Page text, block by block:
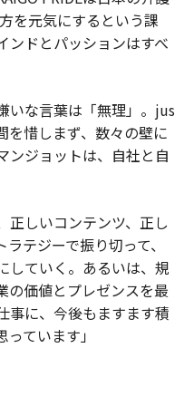
を元気にするという課
ンドとパッションはすべ
いな言葉は「無理」。jus
惜しまず、数々の壁に
ンジョットは、自社と自
正しいコンテンツ、正し
テジーで振り切って、
していく。あるいは、規
の価値とプレゼンスを最
事に、今後もますます積
ています」